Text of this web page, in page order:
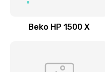
Beko HP 1500 X